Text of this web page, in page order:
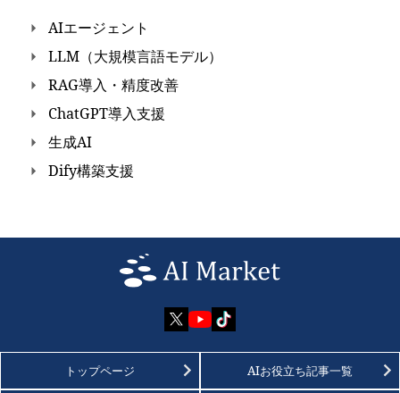
AIエージェント
LLM（大規模言語モデル）
RAG導入・精度改善
ChatGPT導入支援
生成AI
Dify構築支援
トップページ AIお役立ち記事一覧